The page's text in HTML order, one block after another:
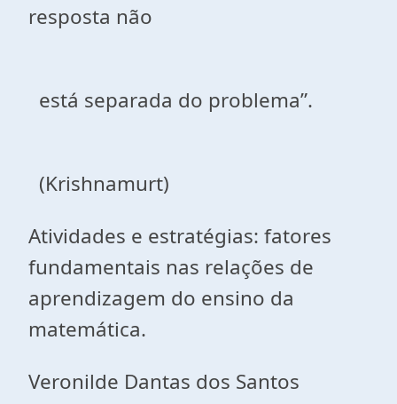
resposta não
está separada do problema”.
(Krishnamurt)
Atividades e estratégias: fatores
fundamentais nas relações de
aprendizagem do ensino da
matemática.
Veronilde Dantas dos Santos